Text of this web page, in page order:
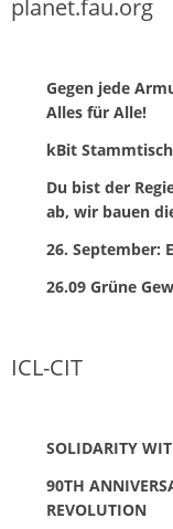
planet.fau.org
Gegen jede
Alles für Alle!
kBit
Du bist der
ab, wir bauen
26. September:
26.09 Grüne
ICL-CIT
SOLIDARITY
90TH
REVOLUTION